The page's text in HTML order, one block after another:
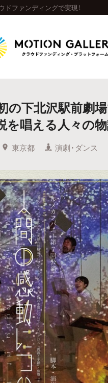
ドファンディングで実現！
新着プロジェクト 終
Feature
キュレーターから探す
Legendary
ェクト 調達額が大きい
の下北沢駅前劇
を唱える人々の物
東京都 演劇・ダンス